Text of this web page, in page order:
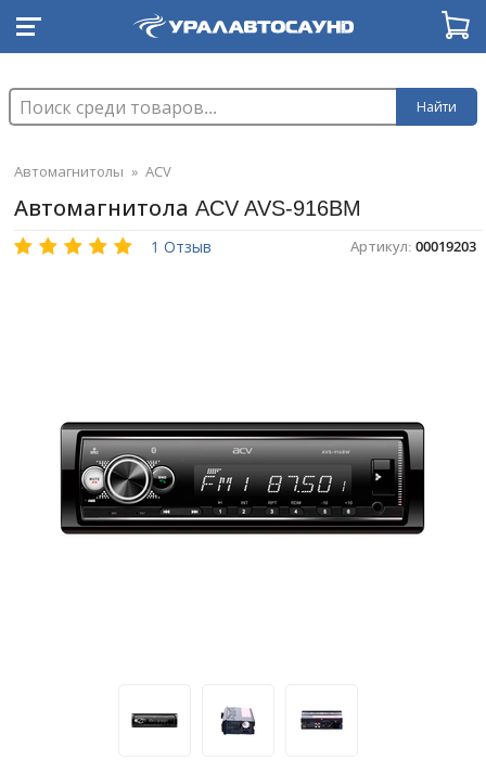
Найти
Автомагнитолы » ACV
Автомагнитола ACV AVS-916BM
1 Отзыв Артикул: 00019203